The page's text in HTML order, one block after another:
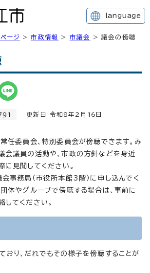
language
ページ >市政情報 > 市議会 > 議会の傍聴
更新日 令和8年2月 16 日
任委員会、特別委員会が傍聴できます。み
会議員の活動や、市政の方針などを身近
に見聞してください。
事務局（市役所本館3階）に申し込んでく
団体やグループで傍聴する場合は、事前に
てください。
おり、だれでもその様子を傍聴することが